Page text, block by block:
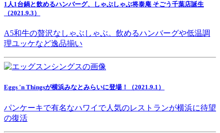
1人1台鍋と飲めるハンバーグ、しゃぶしゃぶ将泰庵 そごう千葉店誕生
（2021.9.3）
A5和牛の贅沢なしゃぶしゃぶ。飲めるハンバーグや低温調
理ユッケなど逸品揃い
Eggs 'n Thingsが横浜みなとみらいに登場！（2021.9.1）
パンケーキで有名なハワイで人気のレストランが横浜に待望
の復活